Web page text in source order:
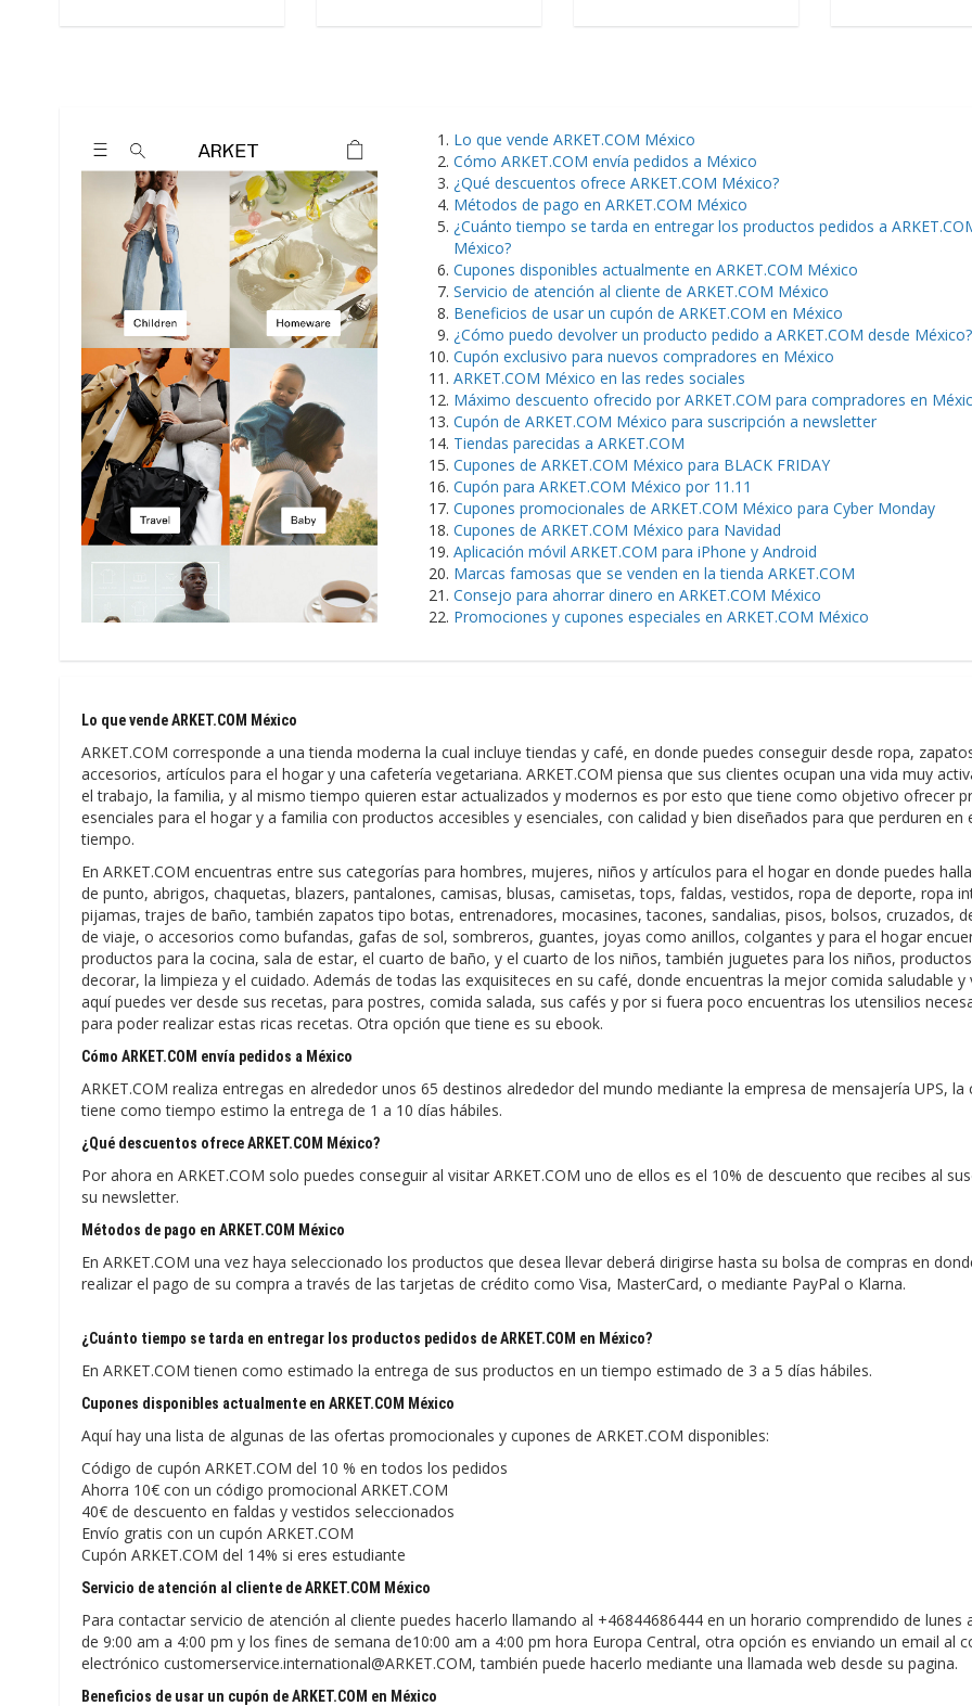
Lo que vende ARKET.COM México
Cómo ARKET.COM envía pedidos a México
¿Qué descuentos ofrece ARKET.COM México?
Métodos de pago en ARKET.COM México
¿Cuánto tiempo se tarda en entregar los productos pedidos a
México?
Cupones disponibles actualmente en ARKET.COM México
Servicio de atención al cliente de ARKET.COM México
Beneficios de usar un cupón de ARKET.COM en México
¿Cómo puedo devolver un producto pedido a ARKET.COM desde México?
Cupón exclusivo para nuevos compradores en México
ARKET.COM México en las redes sociales
Máximo descuento ofrecido por ARKET.COM para compradores en
Cupón de ARKET.COM México para suscripción a newsletter
Tiendas parecidas a ARKET.COM
Cupones de ARKET.COM México para BLACK FRIDAY
Cupón para ARKET.COM México por 11.11
Cupones promocionales de ARKET.COM México para Cyber Monday
Cupones de ARKET.COM México para Navidad
Aplicación móvil ARKET.COM para iPhone y Android
Marcas famosas que se venden en la tienda ARKET.COM
Consejo para ahorrar dinero en ARKET.COM México
Promociones y cupones especiales en ARKET.COM México
Lo que vende ARKET.COM México
ARKET.COM corresponde a una tienda moderna la cual incluye tiendas y café, en donde puedes conseguir desde ropa,
accesorios, artículos para el hogar y una cafetería vegetariana. ARKET.COM piensa que sus clientes ocupan una vida muy
el trabajo, la familia, y al mismo tiempo quieren estar actualizados y modernos es por esto que tiene como objetivo ofrecer
esenciales para el hogar y a familia con productos accesibles y esenciales, con calidad y bien diseñados para que perduren en
tiempo.
En ARKET.COM encuentras entre sus categorías para hombres, mujeres, niños y artículos para el hogar en donde puedes
de punto, abrigos, chaquetas, blazers, pantalones, camisas, blusas, camisetas, tops, faldas, vestidos, ropa de deporte, ropa
pijamas, trajes de baño, también zapatos tipo botas, entrenadores, mocasines, tacones, sandalias, pisos, bolsos, cruzados,
de viaje, o accesorios como bufandas, gafas de sol, sombreros, guantes, joyas como anillos, colgantes y para el hogar
productos para la cocina, sala de estar, el cuarto de baño, y el cuarto de los niños, también juguetes para los niños,
decorar, la limpieza y el cuidado. Además de todas las exquisiteces en su café, donde encuentras la mejor comida saludable y
aquí puedes ver desde sus recetas, para postres, comida salada, sus cafés y por si fuera poco encuentras los utensilios
para poder realizar estas ricas recetas. Otra opción que tiene es su ebook.
Cómo ARKET.COM envía pedidos a México
ARKET.COM realiza entregas en alrededor unos 65 destinos alrededor del mundo mediante la empresa de mensajería UPS, la
tiene como tiempo estimo la entrega de 1 a 10 días hábiles.
¿Qué descuentos ofrece ARKET.COM México?
Por ahora en ARKET.COM solo puedes conseguir al visitar ARKET.COM uno de ellos es el 10% de descuento que recibes al
su newsletter.
Métodos de pago en ARKET.COM México
En ARKET.COM una vez haya seleccionado los productos que desea llevar deberá dirigirse hasta su bolsa de compras en
realizar el pago de su compra a través de las tarjetas de crédito como Visa, MasterCard, o mediante PayPal o Klarna.
¿Cuánto tiempo se tarda en entregar los productos pedidos de ARKET.COM en México?
En ARKET.COM tienen como estimado la entrega de sus productos en un tiempo estimado de 3 a 5 días hábiles.
Cupones disponibles actualmente en ARKET.COM México
Aquí hay una lista de algunas de las ofertas promocionales y cupones de ARKET.COM disponibles:
Código de cupón ARKET.COM del 10 % en todos los pedidos
Ahorra 10€ con un código promocional ARKET.COM
40€ de descuento en faldas y vestidos seleccionados
Envío gratis con un cupón ARKET.COM
Cupón ARKET.COM del 14% si eres estudiante
Servicio de atención al cliente de ARKET.COM México
Para contactar servicio de atención al cliente puedes hacerlo llamando al +46844686444 en un horario comprendido de lunes
de 9:00 am a 4:00 pm y los fines de semana de10:00 am a 4:00 pm hora Europa Central, otra opción es enviando un email al
electrónico customerservice.international@ARKET.COM, también puede hacerlo mediante una llamada web desde su pagina.
Beneficios de usar un cupón de ARKET.COM en México